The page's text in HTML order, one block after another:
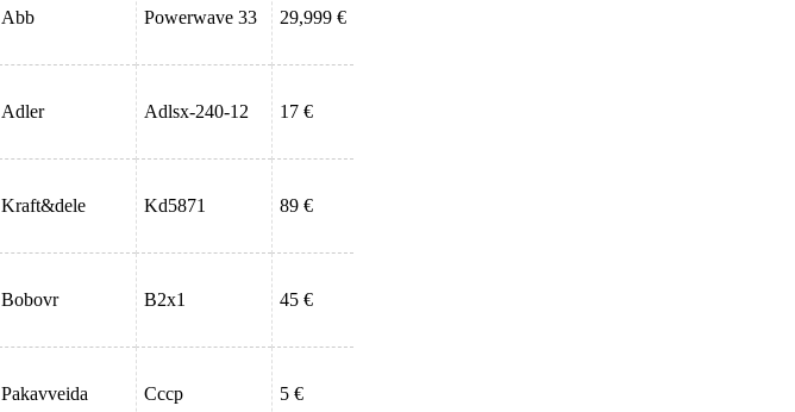
Abb Powerwave 33 29,999 €
Adler Adlsx-240-12 17 €
Kraft&dele Kd5871 89 €
Bobovr B2x1 45 €
Pakavveida Cccp 5 €